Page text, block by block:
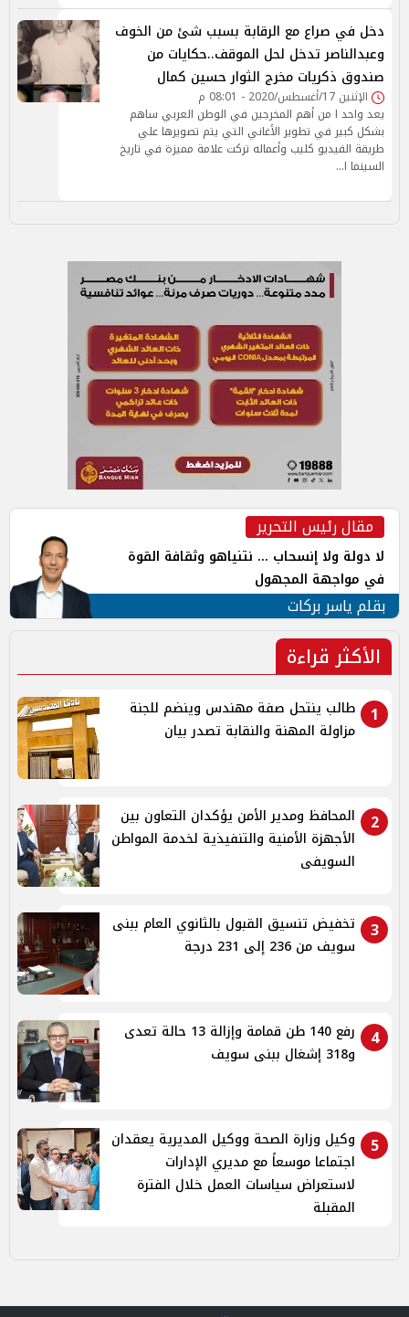
دخل في صراع مع الرقابة بسبب شئ من الخوف
وعبدالناصر تدخل لحل الموقف..حكايات من
صندوق ذكريات مخرج الثوار حسين كمال
الإثنين 17/أغسطس/2020 - 08:01 م
يعد واحد ا من أهم المخرجين في الوطن العربي ساهم
بشكل كبير في تطوير الأغاني التي يتم تصويرها علي
طريقة الفيديو كليب وأعماله تركت علامة مميزة في تاريخ
السينما ا…
مقال رئيس التحرير
لا دولة ولا إنسحاب ... نتنياهو وثقافة القوة
في مواجهة المجهول
بقلم ياسر بركات
الأكثر قراءة
1
طالب ينتحل صفة مهندس وينضم للجنة
مزاولة المهنة والنقابة تصدر بيان
2
المحافظ ومدير الأمن يؤكدان التعاون بين
الأجهزة الأمنية والتنفيذية لخدمة المواطن
السويفى
3
تخفيض تنسيق القبول بالثانوي العام ببنى
سويف من 236 إلى 231 درجة
4
رفع 140 طن قمامة وإزالة 13 حالة تعدى
و318 إشغال ببنى سويف
5
وكيل وزارة الصحة ووكيل المديرية يعقدان
اجتماعا موسعاً مع مديري الإدارات
لاستعراض سياسات العمل خلال الفترة
المقبلة